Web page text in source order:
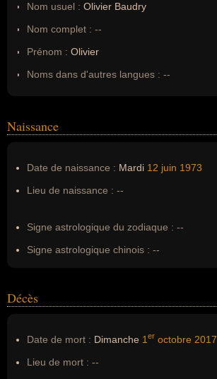
Nom usuel : Olivier Baudry
Nom complet : --
Prénom : Olivier
Noms dans d'autres langues : --
Nom de famille :Baudry
Naissance
Date de naissance : Mardi 12 juin 1973
Lieu de naissance : --
Signe astrologique du zodiaque : --
Signe astrologique chinois : --
Décès
Date de mort : Dimanche 1 er octobre 2017
Lieu de mort : --